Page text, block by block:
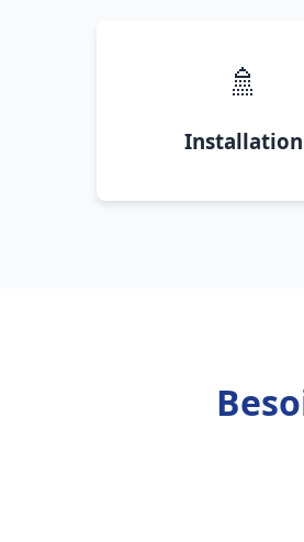
🚿
Installation